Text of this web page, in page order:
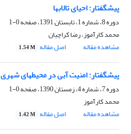
پیشگفتار: احیای تالابها
دوره 8، شماره 1، تابستان 1391، صفحه
0-1
محمد کارآموز، رضا کراچیان
مشاهده مقاله
اصل مقاله 1.54 M
پیشگفتار: امنیت آبی در محیطهای شهری
دوره 7، شماره 4، زمستان 1390، صفحه
0-1
محمد کارآموز
مشاهده مقاله
اصل مقاله 1.42 M